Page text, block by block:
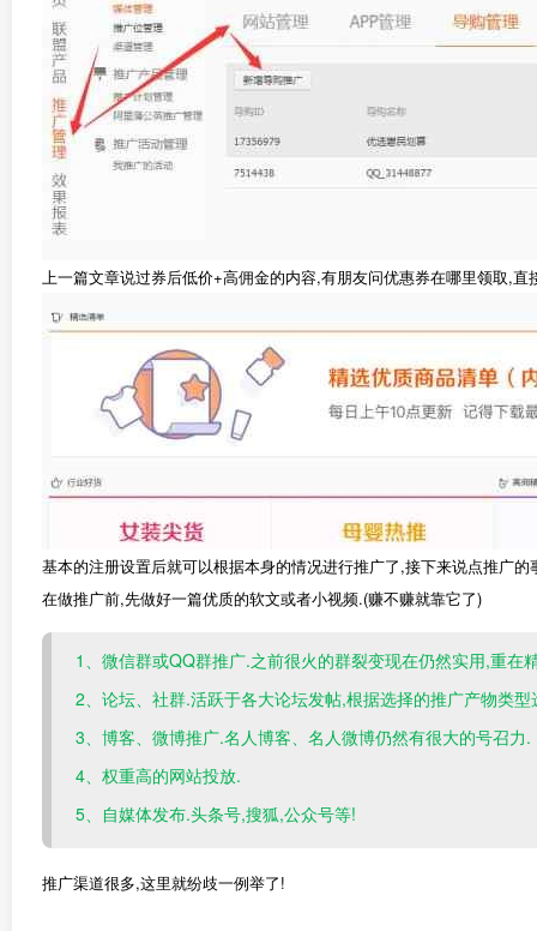
上一篇文章说过券后低价+高佣金的内容,有朋友问优惠券在哪里领取,
基本的注册设置后就可以根据本身的情况进行推广了,接下来说点推广的
在做推广前,先做好一篇优质的软文或者小视频.(赚不赚就靠它了)
1、微信群或QQ群推广.之前很火的群裂变现在仍然实用,重在
2、论坛、社群.活跃于各大论坛发帖,根据选择的推广产物类
3、博客、微博推广.名人博客、名人微博仍然有很大的号召力.
4、权重高的网站投放.
5、自媒体发布.头条号,搜狐,公众号等!
推广渠道很多,这里就纷歧一例举了!